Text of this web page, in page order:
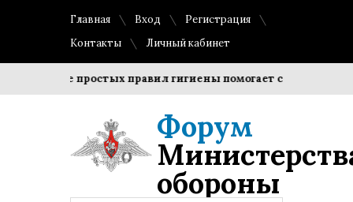
Главная Вход
Регистрация
Контакты
Личный кабинет
простых правил гигиены помогает сохранить
Форум
обороны